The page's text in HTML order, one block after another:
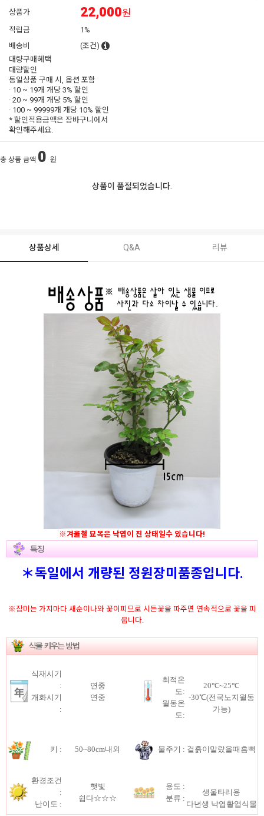
상품가 22,000원
적립금
1%
배송비
(조건)
대량구매혜택
대량할인
동일상품 구매 시, 옵션 포함
· 10 ~ 19개 개당3% 할인
· 20 ~ 99개 개당 5% 할인
· 100 ~ 99999개 개당 10% 할인
* 할인적용금액은 장바구니에서
확인해주세요.
총 상품 금액 0 원
상품이 품절되었습니다.
상품상세 Q&A 리뷰
※겨울철 묘목은 낙엽이 진 상태일수 있습니다!
＊독일에서 개량된 정원장미품종입니다.
※장미는 가지마다 새순이나와 꽃이피므로 시든꽃을 따주면 연속적으로 꽃을 피
웁니다.
식재시기
:
개화시기
:
연중
연중
최적온
도:
월동온
도:
20℃~25℃
-30℃(전국노지월동
가능)
키 : 50~80cm내외 물주기 : 겉흙이말랐을때흠뻑
환경조건
:
난이도 :
햇빛
쉽다☆☆☆
용도 :
분류 :
생울타리용
다년생 낙엽활엽식물